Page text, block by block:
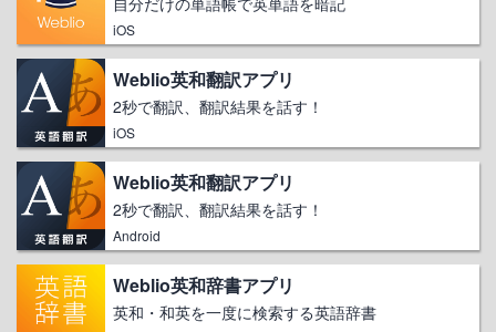
iOS
Weblio英和翻訳アプリ
2秒で翻訳、翻訳結果を話す！
iOS
Weblio英和翻訳アプリ
2秒で翻訳、翻訳結果を話す！
Android
Weblio英和辞書アプリ
英和・和英を一度に検索する英語辞書